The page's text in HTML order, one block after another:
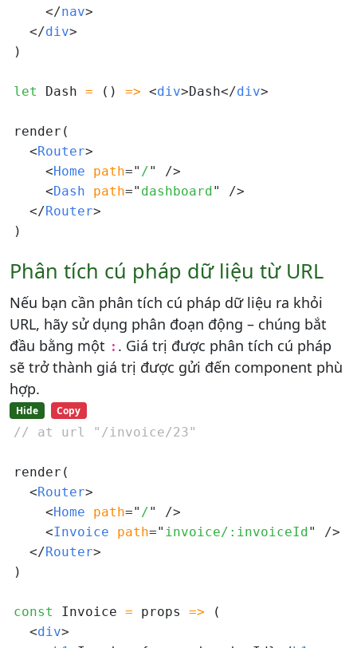
</nav>
</div>
)
let Dash = () => <div>Dash</div>
render(
<Router>
<Home path=" /"
/>
<Dash path=" dashboard"
/>
</Router>
Phân tích cú pháp dữ liệu từ URL
Nếu bạn cần phân tích cú pháp dữ liệu ra khỏi
URL, hãy sử dụng phân đoạn động – chúng bắt
đầu bằng một : . Giá trị được phân tích cú pháp
sẽ trở thành giá trị được gửi đến component phù
hợp.
Hide Copy
// at url "/invoice/23"
render(
<Router>
<Home path=" /"
/>
<Invoice path=" invoice/:invoiceId"
/>
</Router>
)
const Invoice = props => (
<div>